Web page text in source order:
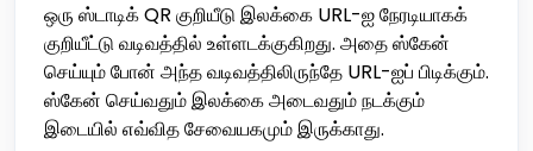
ஒரு ஸ்டாடிக் QR குறியீடு இலக்கை URL-ஐ நேரடியாகக்
குறியீட்டு வடிவத்தில் உள்ளடக்குகிறது. அதை ஸ்கேன்
செய்யும் போன் அந்த வடிவத்திலிருந்தே URL-ஐப் பிடிக்கும்.
ஸ்கேன் செய்வதும் இலக்கை அடைவதும் நடக்கும்
இடையில் எவ்வித சேவையகமும் இருக்காது.